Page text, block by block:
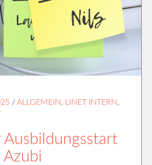
/ALLGEMEIN, LINET INTERN,
Ausbildungsstart